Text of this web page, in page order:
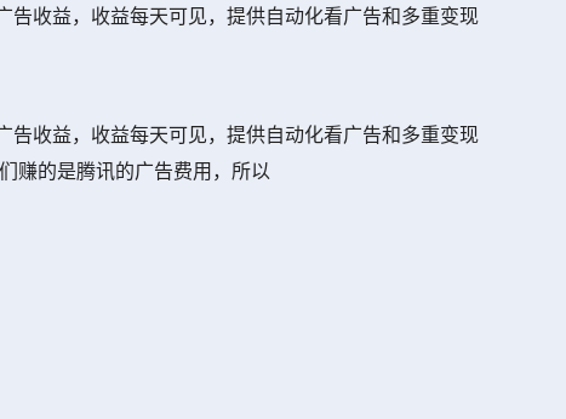
收益，收益每天可见，提供自动化看广告和多重变现
收益，收益每天可见，提供自动化看广告和多重变现
赚的是腾讯的广告费用，所以